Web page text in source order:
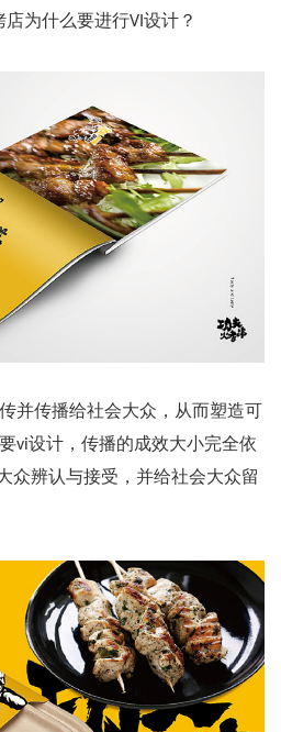
为什么要进行VI设计？
并传播给社会大众，从而塑造可
vi设计，传播的成效大小完全依
众辨认与接受，并给社会大众留